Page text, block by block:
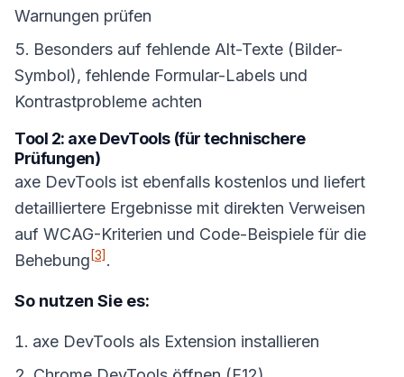
Warnungen prüfen
Besonders auf fehlende Alt-Texte (Bilder-
Symbol), fehlende Formular-Labels und
Kontrastprobleme achten
Tool 2: axe DevTools (für technischere
Prüfungen)
axe DevTools ist ebenfalls kostenlos und liefert
detailliertere Ergebnisse mit direkten Verweisen
auf WCAG-Kriterien und Code-Beispiele für die
Behebung [3] .
So nutzen Sie es:
axe DevTools als Extension installieren